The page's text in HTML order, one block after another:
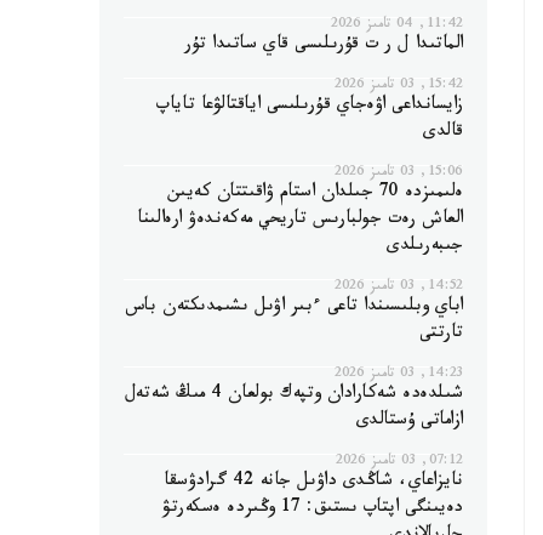
11:42, 04 تامىز 2026
الماتىدا ل ر ت قۇرىلىسى قاي ساتىدا تۇر
15:42, 03 تامىز 2026
زايسانداعى اۋەجاي قۇرىلىسى اياقتالۋعا تاياپ
قالدى
15:06, 03 تامىز 2026
ەلىمىزدە 70 جىلدان استام ۋاقىتتان كەيىن
العاش رەت جولبارىس تاريحي مەكەندەۋ ارەالىنا
جىبەرىلدى
14:52, 03 تامىز 2026
اباي وبلىسىندا تاعى ءبىر اۋىل ىشىمدىكتەن باس
تارتتى
14:23, 03 تامىز 2026
شىلدەدە شەكارادان وتپەك بولعان 4 مىڭ شەتەل
ازاماتى ۇستالدى
07:12, 03 تامىز 2026
نايزاعاي، شاڭدى داۋىل جانە 42 گرادۋسقا
دەيىنگى اپتاپ ىستىق: 17 وڭىردە ەسكەرتۋ